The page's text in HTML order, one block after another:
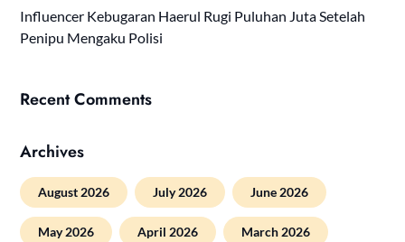
Influencer Kebugaran Haerul Rugi Puluhan Juta Setelah
Penipu Mengaku Polisi
Recent Comments
Archives
August 2026 July 2026 June 2026
May 2026 April 2026 March 2026